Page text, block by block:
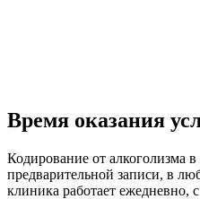
Время оказания
Кодирование от алкоголизма
предварительной записи, в
клиника работает ежедневно,